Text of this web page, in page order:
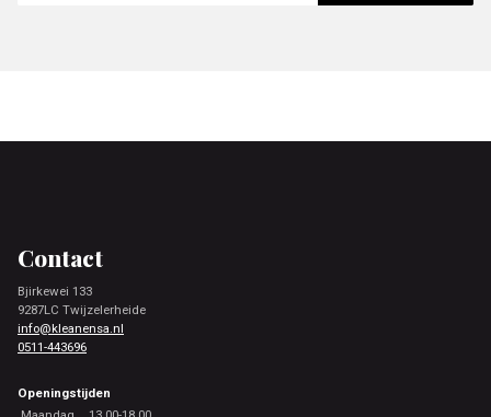
Contact
Bjirkewei 133
9287LC Twijzelerheide
info@kleanensa.nl
0511-443696
Openingstijden